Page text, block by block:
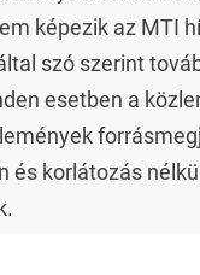
képezik az MTI
szó szerint
esetben a
és korlátozás nélkül